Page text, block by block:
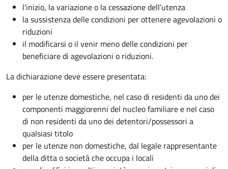
l'inizio, la variazione o la cessazione dell’utenza
la sussistenza delle condizioni per ottenere agevolazioni o
riduzioni
il modificarsi o il venir meno delle condizioni per
beneficiare di agevolazioni o riduzioni.
La dichiarazione deve essere presentata:
per le utenze domestiche, nel caso di residenti da uno dei
componenti maggiorenni del nucleo familiare e nel caso
di non residenti da uno dei detentori/possessori a
qualsiasi titolo
per le utenze non domestiche, dal legale rappresentante
della ditta o società che occupa i locali